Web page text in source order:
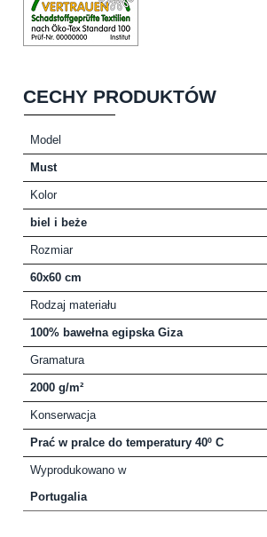
CECHY PRODUKTÓW
Model
Must
Kolor
biel i beże
Rozmiar
60x60 cm
Rodzaj materiału
100% bawełna egipska Giza
Gramatura
2000 g/m²
Konserwacja
Prać w pralce do temperatury 40º C
Wyprodukowano w
Portugalia